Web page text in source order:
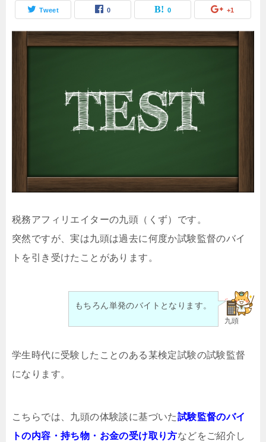
Tweet 0 0 +1
税務アフィリエイターの九頭（くず）です。
突然ですが、実は九頭は過去に何度か試験監督のバイ
トを引き受けたことがあります。
九頭
もちろん単発のバイトとなります。
学生時代に受験したことのある某検定試験の試験監督
になります。
こちらでは、九頭の体験談に基づいた試験監督のバイ
トの内容・持ち物・お金の受け取り方などをご紹介し